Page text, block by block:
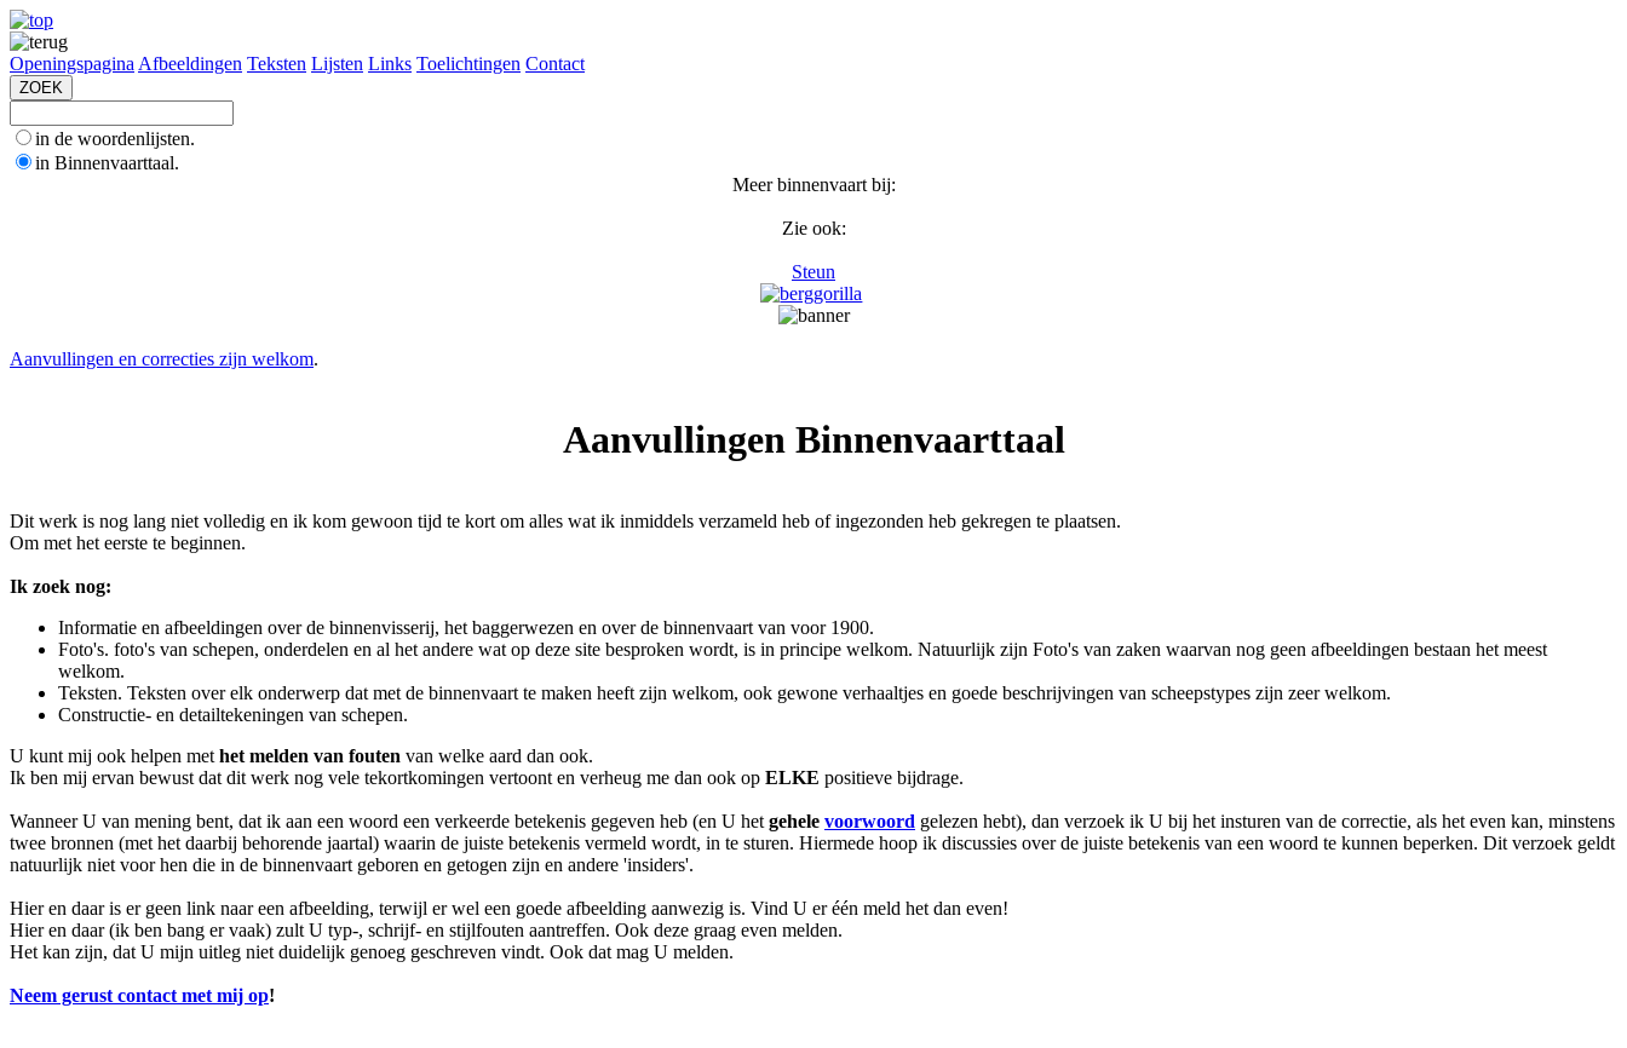
Openingspagina Afbeeldingen Teksten Lijsten Links Toelichtingen Contact
in de woordenlijsten.
in Binnenvaarttaal.
Meer binnenvaart bij:
Zie ook:
Steun
Aanvullingen en correcties zijn welkom.
Aanvullingen Binnenvaarttaal
Dit werk is nog lang niet volledig en ik kom gewoon tijd te kort om alles wat ik inmiddels verzameld heb of ingezonden heb gekregen te plaatsen.
Om met het eerste te beginnen.
Ik zoek nog:
Informatie en afbeeldingen over de binnenvisserij, het baggerwezen en over de binnenvaart van voor 1900.
Foto's. foto's van schepen, onderdelen en al het andere wat op deze site besproken wordt, is in principe welkom. Natuurlijk zijn Foto's van zaken waarvan nog geen afbeeldingen bestaan het meest
welkom.
Teksten. Teksten over elk onderwerp dat met de binnenvaart te maken heeft zijn welkom, ook gewone verhaaltjes en goede beschrijvingen van scheepstypes zijn zeer welkom.
Constructie- en detailtekeningen van schepen.
U kunt mij ook helpen met het melden van fouten van welke aard dan ook.
Ik ben mij ervan bewust dat dit werk nog vele tekortkomingen vertoont en verheug me dan ook op ELKE positieve bijdrage.
Wanneer U van mening bent, dat ik aan een woord een verkeerde betekenis gegeven heb (en U het gehele voorwoord gelezen hebt), dan verzoek ik U bij het insturen van de correctie, als het even kan, minstens
twee bronnen (met het daarbij behorende jaartal) waarin de juiste betekenis vermeld wordt, in te sturen. Hiermede hoop ik discussies over de juiste betekenis van een woord te kunnen beperken. Dit verzoek geldt
natuurlijk niet voor hen die in de binnenvaart geboren en getogen zijn en andere 'insiders'.
Hier en daar is er geen link naar een afbeelding, terwijl er wel een goede afbeelding aanwezig is. Vind U er één meld het dan even!
Hier en daar (ik ben bang er vaak) zult U typ-, schrijf- en stijlfouten aantreffen. Ook deze graag even melden.
Het kan zijn, dat U mijn uitleg niet duidelijk genoeg geschreven vindt. Ook dat mag U melden.
Neem gerust contact met mij op!